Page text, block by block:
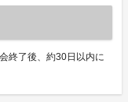
終了後、約30日以内に